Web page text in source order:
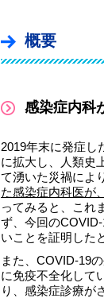
概要
感染症内科
2019年末に発症し
に拡大し、人類史
て湧いた災禍によ
た感染症内科医が
ってみると、これ
ず、今回の
いことを証明した
また、COVID-19
に免疫不全化して
り、感染症診療が